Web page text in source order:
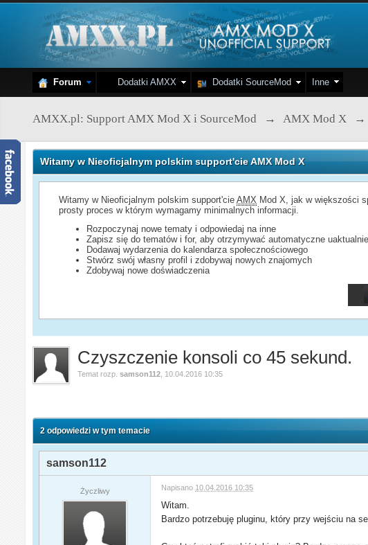
Forum Dodatki AMXX Dodatki SourceMod Inne
AMXX.pl: Support AMX Mod X i SourceMod → AMX Mod X →
Witamy w Nieoficjalnym polskim support'cie AMX Mod X
Witamy w Nieoficjalnym polskim support'cieAMX Mod X, jak w większości
prosty proces w którym wymagamy minimalnych informacji.
Rozpoczynaj nowe tematy i odpowiedaj na inne
Zapisz się do tematów i for, aby otrzymywać automatyczne
Dodawaj wydarzenia do kalendarza społecznościowego
Stwórz swój własny profil i zdobywaj nowych znajomych
Zdobywaj nowe doświadczenia
Czyszczenie konsoli co 45 sekund.
Temat rozp.samson112 10.04.2016 10:35
2 odpowiedzi w tym temacie
samson112
Życzliwy Napisano 10.04.2016 10:35
Witam.
Bardzo potrzebuję pluginu, który przy wejściu na